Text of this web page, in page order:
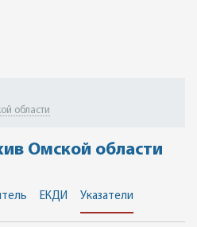
области
Омской области
ЕКДИ Указатели